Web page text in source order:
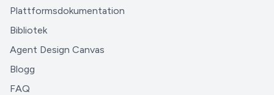
Plattformsdokumentation
Bibliotek
Agent Design Canvas
Blogg
FAQ